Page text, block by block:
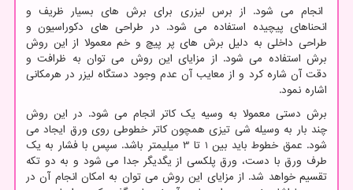
انجام می شود. از برس لیزری برای برش های بسیار ظریف و
انحناهای پیچیده استفاده می شود. در طراحی های دکوراسیون و
طراحی داخلی به دلیل برش های پر پیچ و خم معمولا از این روش
برش استفاده می شود. از مزایای این روش می توان به ظرافت و
دقت آن شاره کرد و از معایب آن عدم وجود دستگاه لیزر در هرمکانی
اشاره نمود.
برش دستی معمولا به وسیه یک کاتر انجام می شود. در این روش
چند بار به وسیله شی تیزی همچون کاتر خطوطی روی ورق ایجاد می
شود. عمق خطوط باید بین 1 تا 3 میلیمتر باشد. سپس با فشار به یک
طرف ورق با دست، ورق پلکسی از یگدیگر جدا می شود و به دو تکه
تقسیم خواهد شد. از مزایای این روش می توان به امکان انجام آن در